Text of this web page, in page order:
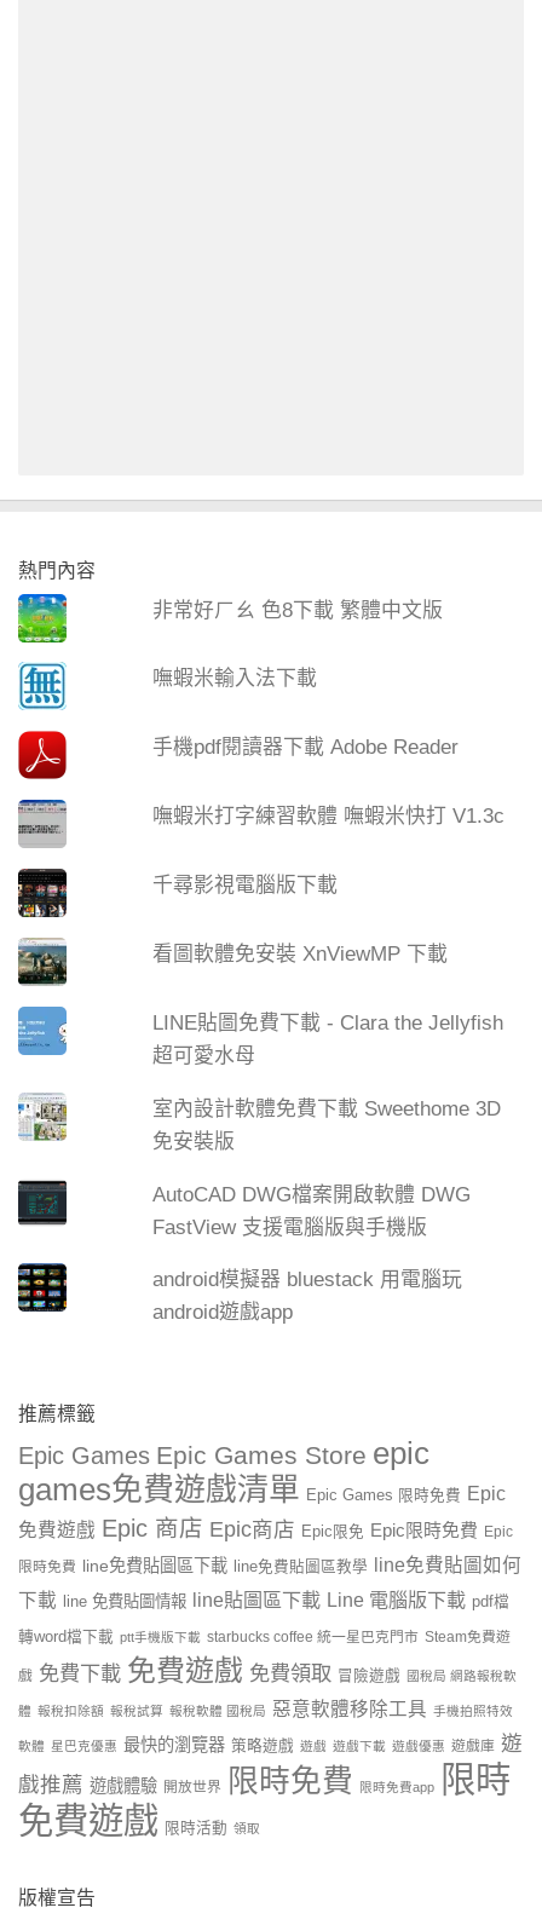
熱門內容
非常好ㄏㄠ 色8下載 繁體中文版
嘸蝦米輸入法下載
手機pdf閱讀器下載 Adobe Reader
嘸蝦米打字練習軟體 嘸蝦米快打 V1.3c
千尋影視電腦版下載
看圖軟體免安裝 XnViewMP 下載
LINE貼圖免費下載 - Clara the Jellyfish
超可愛水母
室內設計軟體免費下載 Sweethome 3D
免安裝版
AutoCAD DWG檔案開啟軟體 DWG
FastView 支援電腦版與手機版
android模擬器 bluestack 用電腦玩
android遊戲app
推薦標籤
Epic Games Epic Games Store epic
games免費遊戲清單 Epic Games 限時免費 Epic
免費遊戲 Epic 商店 Epic商店 Epic限免 Epic限時免費 Epic
限時免費 line免費貼圖區下載 line免費貼圖區教學
line免費貼圖如何
下載
line 免費貼圖情報 line貼圖區下載 Line 電腦版下載 pdf檔
轉word檔下載 ptt手機版下載 starbucks coffee 統一星巴克門市 Steam免費遊
戲 免費下載 免費遊戲 免費領取 冒險遊戲 國稅局 網路報稅軟
體 報稅扣除額 報稅試算 報稅軟體 國稅局 惡意軟體移除工具 手機拍照特效
軟體 星巴克優惠 最快的瀏覽器 策略遊戲 遊戲 遊戲下載 遊戲優惠 遊戲庫 遊
戲推薦 遊戲體驗 開放世界 限時免費 限時免費app
限時
免費遊戲 限時活動 領取
版權宣告